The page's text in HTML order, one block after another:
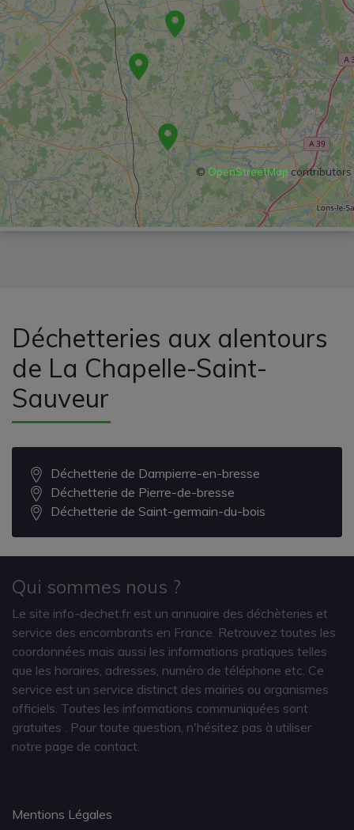
© OpenStreetMap contributors
Déchetteries aux alentours
de La Chapelle-Saint-
Sauveur
Déchetterie de Dampierre-en-bresse
Déchetterie de Pierre-de-bresse
Déchetterie de Saint-germain-du-bois
Qui sommes nous ?
Le site info-dechet.fr est un annuaire des déchèteries et
service des encombrants en France. Retrouvez toutes les
coordonnées mais aussi les informations pratiques telles
que les horaires, adresses, numéro de téléphone etc. Ce
service est un service distinct des mairies ou organismes
officiels. Toutes les informations communiquées sont
gratuites
. Pour toute question, n'hésitez pas à utiliser
notre page de contact.
Mentions Légales